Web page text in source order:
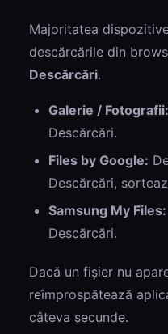
Majoritatea
descărcările din
Descărcări.
Galerie / Fotografii:
Descărcări.
Files by Google:
Descărcări,
Samsung My Files:
Descărcări.
Dacă un fișier nu
reîmprospătează
câteva secunde.